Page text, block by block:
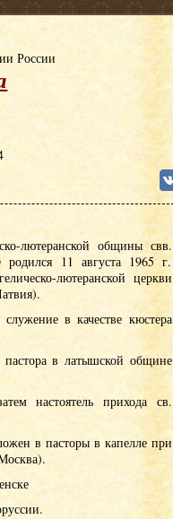
России
лютеранской общины свв.
11 августа 1965 г.
лютеранской церкви
в качестве кюстера
в латышской общине
настоятель прихода св.
в пасторы в капелле при